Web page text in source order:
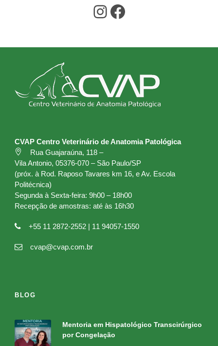
Instagram Facebook
CVAP Centro Veterinário de Anatomia Patológica
Rua Guajaraúna, 118 –
Vila Antonio, 05376-070 – São Paulo/SP
(próx. à Rod. Raposo Tavares km 16, e Av. Escola
Politécnica)
Segunda à Sexta-feira: 9h00 – 18h00
Recepção de amostras: até às 16h30
+55 11 2872-2552 | 11 94057-1550
cvap@cvap.com.br
BLOG
Mentoria em Hispatológico Transcirúrgico
por Congelação